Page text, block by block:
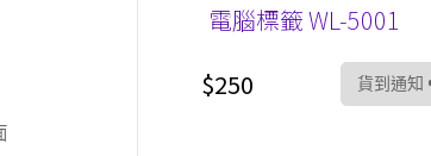
電腦標籤 WL-5001
$250
貨到通知